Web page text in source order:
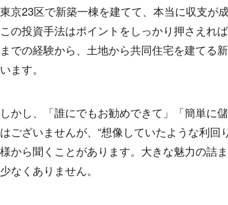
東京23区で新築一棟を建てて、本当に収支が
この投資手法はポイントをしっかり押さえれ
までの経験から、土地から共同住宅を建てる
います。
しかし、「誰にでもお勧めできて」「簡単に
はございませんが、“想像していたような利回
様から聞くことがあります。大きな魅力の詰
少なくありません。